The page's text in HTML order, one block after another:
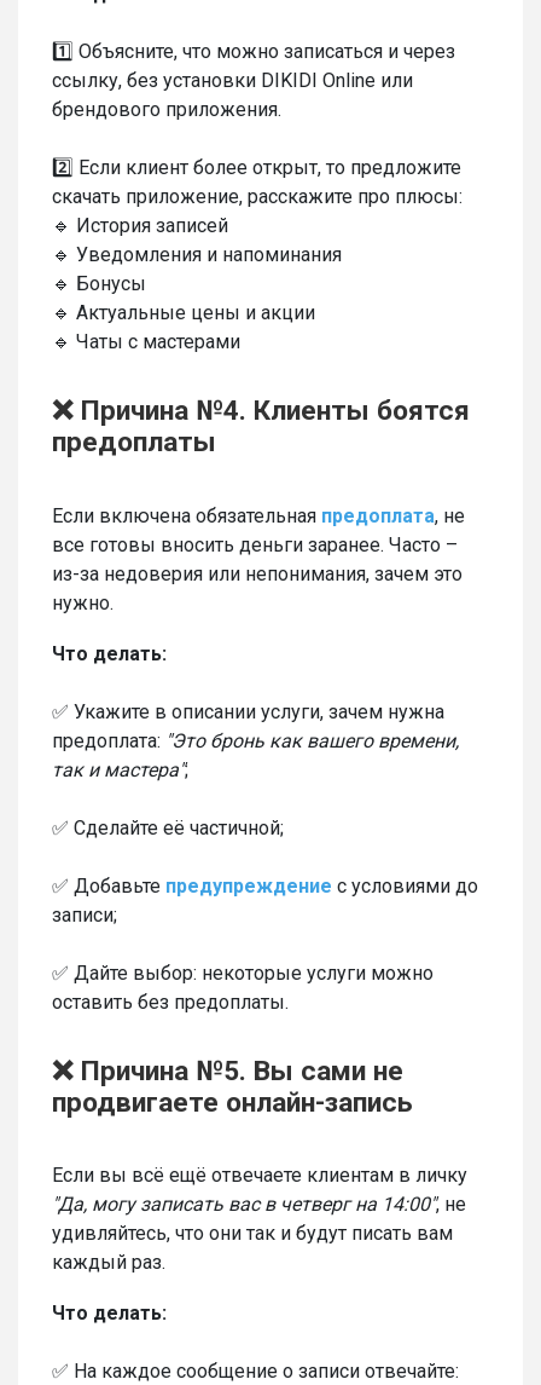
1️⃣ Объясните, что можно записаться и через
ссылку, без установки DIKIDI Online или
брендового приложения.
2️⃣ Если клиент более открыт, то предложите
скачать приложение, расскажите про плюсы:
🔹 История записей
🔹 Уведомления и напоминания
🔹 Бонусы
🔹 Актуальные цены и акции
🔹 Чаты с мастерами
❌ Причина №4. Клиенты боятся
предоплаты
Если включена обязательная предоплата, не
все готовы вносить деньги заранее. Часто –
из-за недоверия или непонимания, зачем это
нужно.
Что делать:
✅ Укажите в описании услуги, зачем нужна
предоплата: "Это бронь как вашего времени,
так и мастера";
✅ Сделайте её частичной;
✅ Добавьте предупреждение с условиями до
записи;
✅ Дайте выбор: некоторые услуги можно
оставить без предоплаты.
❌ Причина №5. Вы сами не
продвигаете онлайн-запись
Если вы всё ещё отвечаете клиентам в личку
"Да, могу записать вас в четверг на 14:00", не
удивляйтесь, что они так и будут писать вам
каждый раз.
Что делать:
✅ На каждое сообщение о записи отвечайте: